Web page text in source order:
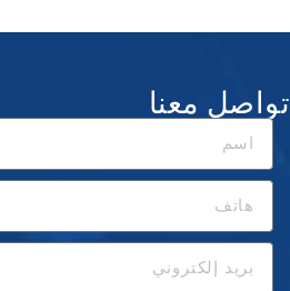
تواصل معنا